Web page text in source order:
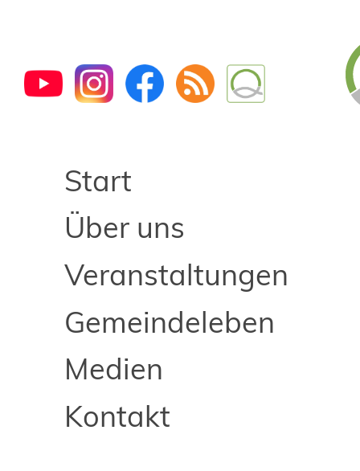
Start
Über uns
Veranstaltungen
Gemeindeleben
Medien
Kontakt